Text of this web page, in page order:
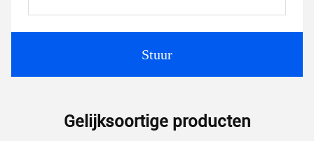
Stuur
Gelijksoortige producten